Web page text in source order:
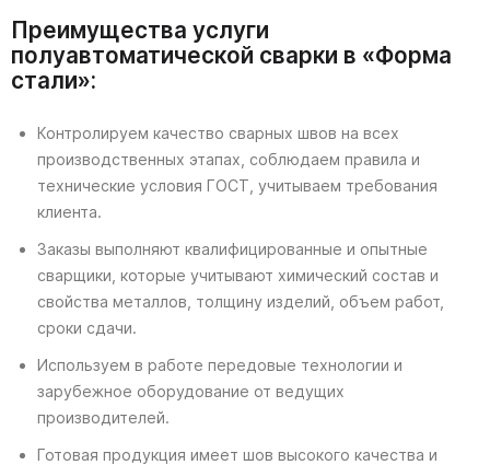
Преимущества услуги
полуавтоматической сварки в «Форма
стали»:
Контролируем качество сварных швов на всех
производственных этапах, соблюдаем правила и
технические условия ГОСТ, учитываем требования
клиента.
Заказы выполняют квалифицированные и опытные
сварщики, которые учитывают химический состав и
свойства металлов, толщину изделий, объем работ,
сроки сдачи.
Используем в работе передовые технологии и
зарубежное оборудование от ведущих
производителей.
Готовая продукция имеет шов высокого качества и